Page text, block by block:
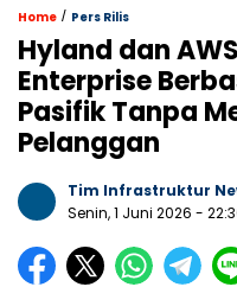
Home / Pers Rilis
Hyland dan
Enterprise
Pasifik Tanpa
Pelanggan
Tim Infrastruktur
Senin, 1 Juni 2026 -